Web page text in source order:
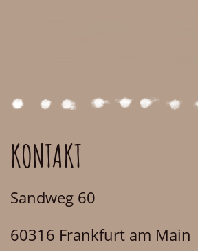
KONTAKT
Sandweg 60
60316 Frankfurt am Main